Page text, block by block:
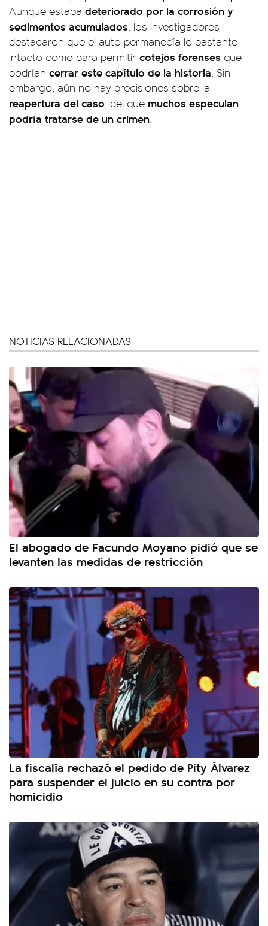
Aunque estaba deteriorado por la corrosión y
sedimentos acumulados, los investigadores
destacaron que el auto permanecía lo bastante
intacto como para permitir cotejos forenses que
podrían cerrar este capítulo de la historia. Sin
embargo, aún no hay precisiones sobre la
reapertura del caso, del que muchos especulan
podría tratarse de un crimen.
NOTICIAS RELACIONADAS
El abogado de Facundo Moyano pidió que se
levanten las medidas de restricción
La fiscalía rechazó el pedido de Pity Álvarez
para suspender el juicio en su contra por
homicidio